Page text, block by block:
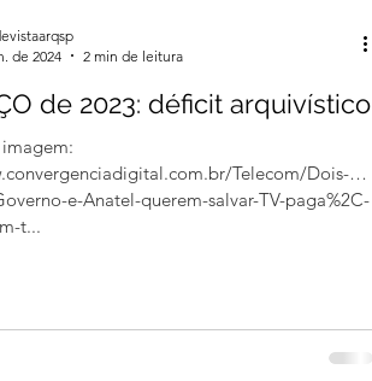
de 2024
2 min de leitura
de 2023: déficit arquivístico
Telecom/Dois-
e-Anatel-querem-salvar-TV-paga%2C-
t...